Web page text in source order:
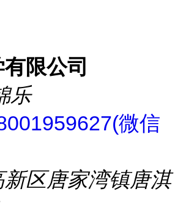
限公司
乐
微信
新区唐家湾镇唐淇